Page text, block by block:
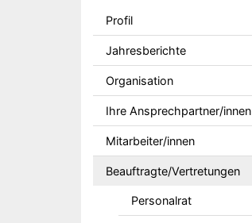
Profil
Jahresberichte
Organisation
Ihre Ansprechpartner/innen
Mitarbeiter/innen
Beauftragte/Vertretungen
Personalrat